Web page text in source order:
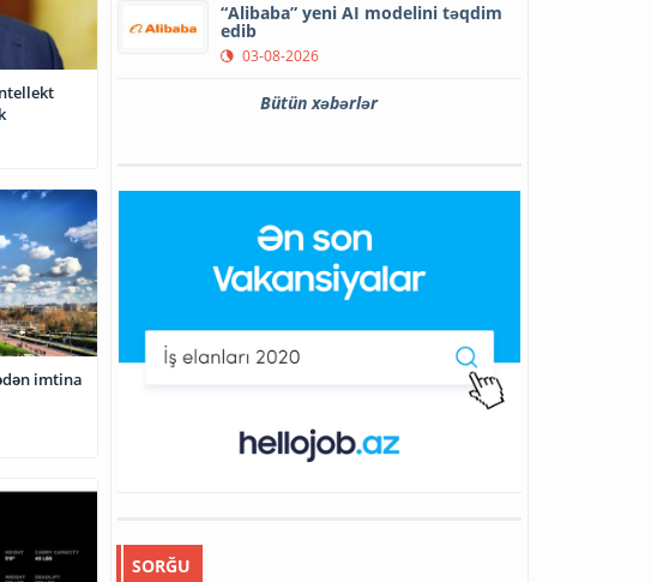
imtina
“Alibaba” yeni AI modelini təqdim
edib
03-08-2026
Bütün xəbərlər
SORĞU